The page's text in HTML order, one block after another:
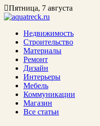
Пятница, 7 августа
Недвижимость
Строительство
Материалы
Ремонт
Дизайн
Интерьеры
Мебель
Коммуникации
Магазин
Все статьи